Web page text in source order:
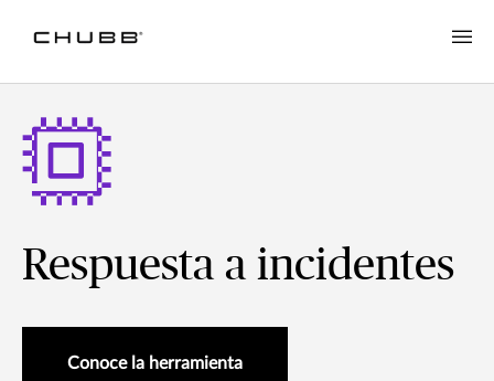
Respuesta a incidentes
Conoce la herramienta